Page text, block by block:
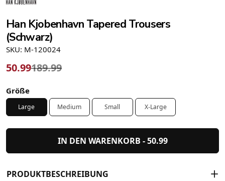
Han Kjobenhavn Tapered Trousers
(Schwarz)
SKU: M-120024
50.99189.99
Größe
Large Medium Small X-Large
IN DEN WARENKORB -50.99
PRODUKTBESCHREIBUNG